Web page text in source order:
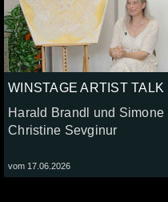
WINSTAGE ARTIST TALK
Harald Brandl und Simone
Christine Sevginur
vom 17.06.2026